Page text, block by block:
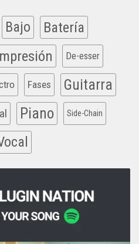
Bajo Batería
De-esser
Fases Guitarra
Piano Side-Chain